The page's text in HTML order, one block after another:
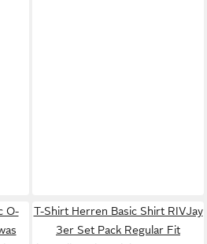
O-
T-Shirt Herren Basic Shirt RIVJay
3er Set Pack Regular Fit